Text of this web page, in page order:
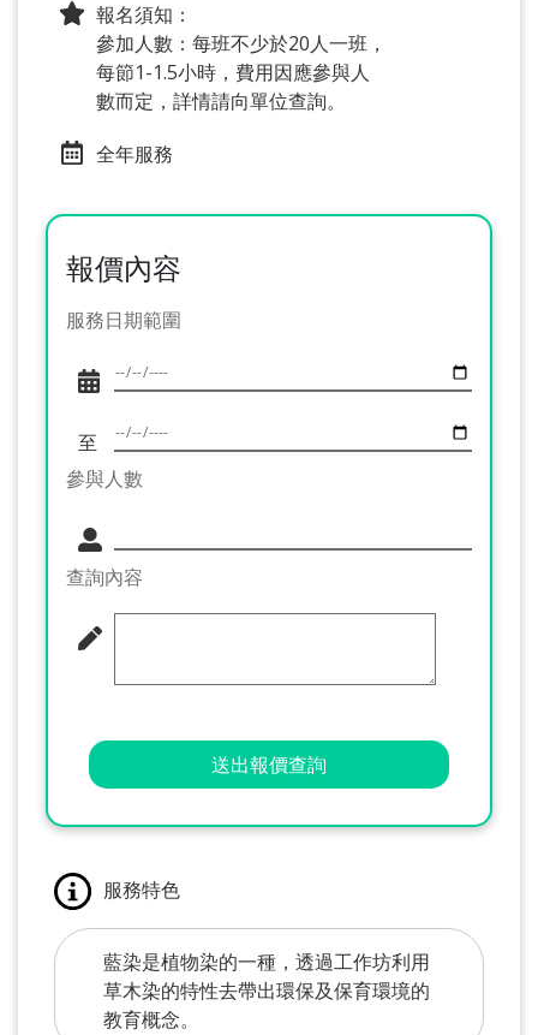
報名須知：
參加人數：每班不少於20人一班，
每節1-1.5小時，費用因應參與人
數而定，詳情請向單位查詢。
全年服務
報價內容
服務日期範圍
至
參與人數
查詢內容
送出報價查詢
服務特色
藍染是植物染的一種，透過工作坊利用
草木染的特性去帶出環保及保育環境的
教育概念。